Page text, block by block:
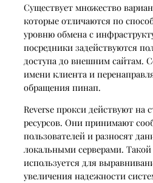
Существует множество
которые отличаются по
уровню обмена с
посредники задействуются
доступа до внешним сайтам.
имени клиента и
обращения пинап.
Reverse прокси действуют на
ресурсов. Они принимают
пользователей и разносят
локальными серверами.
используется для
увеличения надежности